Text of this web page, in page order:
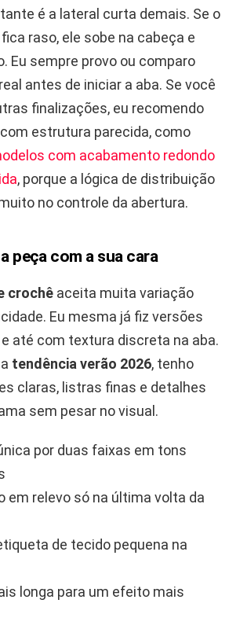
é a lateral curta demais. Se o
raso, ele sobe na cabeça e
Eu sempre provo ou comparo
antes de iniciar a aba. Se você
finalizações, eu recomendo
estrutura parecida, como
com acabamento redondo
, porque a lógica de distribuição
no controle da abertura.
peça com a sua cara
crochê aceita muita variação
Eu mesma já fiz versões
até com textura discreta na aba.
tendência verão 2026, tenho
claras, listras finas e detalhes
sem pesar no visual.
por duas faixas em tons
em relevo só na última volta da
de tecido pequena na
longa para um efeito mais